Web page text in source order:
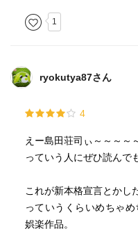
1
ryokutya87さん
4
えー島田荘司ぃ～～～～
っていう人にぜひ読んで
これが新本格宣言とかし
っていうくらいめちゃ
娯楽作品。